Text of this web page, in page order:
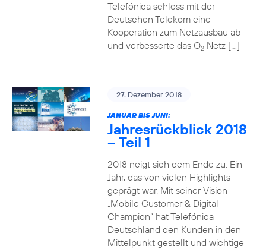
Telefónica schloss mit der
Deutschen Telekom eine
Kooperation zum Netzausbau ab
und verbesserte das O2Netz […]
27. Dezember 2018
JANUAR BIS JUNI:
Jahresrückblick 2018
– Teil 1
2018 neigt sich dem Ende zu. Ein
Jahr, das von vielen Highlights
geprägt war. Mit seiner Vision
„Mobile Customer & Digital
Champion“ hat Telefónica
Deutschland den Kunden in den
Mittelpunkt gestellt und wichtige